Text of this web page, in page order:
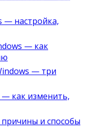
— настройка,
— как
— три
— как изменить,
и способы